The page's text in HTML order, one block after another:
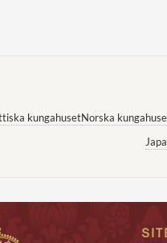
kungahusetNorska